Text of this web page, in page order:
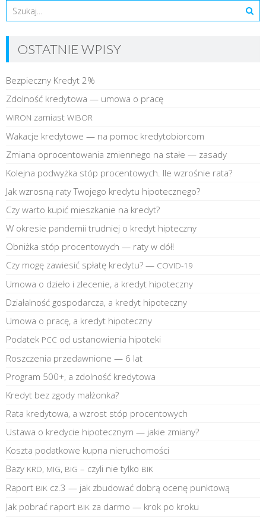
OSTATNIE WPISY
Bezpieczny Kredyt 2%
Zdolność kredytowa — umowa o pracę
WIRON zamiast WIBOR
Wakacje kredytowe — na pomoc kredytobiorcom
Zmiana oprocentowania zmiennego na stałe — zasady
Kolejna podwyżka stóp procentowych. Ile wzrośnie rata?
Jak wzrosną raty Twojego kredytu hipotecznego?
Czy warto kupić mieszkanie na kredyt?
W okresie pandemii trudniej o kredyt hipteczny
Obniżka stóp procentowych — raty w dół!
Czy mogę zawiesić spłatę kredytu? — COVID-19
Umowa o dzieło i zlecenie, a kredyt hipoteczny
Działalność gospodarcza, a kredyt hipoteczny
Umowa o pracę, a kredyt hipoteczny
Podatek PCC od ustanowienia hipoteki
Roszczenia przedawnione — 6 lat
Program 500+, a zdolność kredytowa
Kredyt bez zgody małżonka?
Rata kredytowa, a wzrost stóp procentowych
Ustawa o kredycie hipotecznym — jakie zmiany?
Koszta podatkowe kupna nieruchomości
Bazy KRD, MIG, BIG – czyli nie tylko BIK
Raport BIK cz.3 — jak zbudować dobrą ocenę punktową
Jak pobrać raport BIK za darmo — krok po kroku